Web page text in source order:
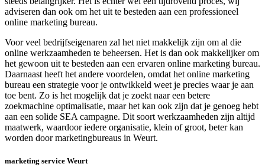
adviseren dan ook om het uit te besteden aan een professioneel
online marketing bureau.
Voor veel bedrijfseigenaren zal het niet makkelijk zijn om al die
online werkzaamheden te beheersen. Het is dan ook makkelijker om
het gewoon uit te besteden aan een ervaren online marketing bureau.
Daarnaast heeft het andere voordelen, omdat het online marketing
bureau een strategie voor je ontwikkeld weet je precies waar je aan
toe bent. Zo is het mogelijk dat je zoekt naar een betere
zoekmachine optimalisatie, maar het kan ook zijn dat je genoeg hebt
aan een solide SEA campagne. Dit soort werkzaamheden zijn altijd
maatwerk, waardoor iedere organisatie, klein of groot, beter kan
worden door marketingbureaus in Weurt.
marketing service Weurt